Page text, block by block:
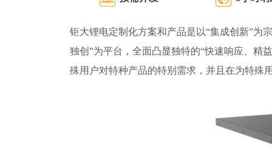
钜大锂电定制化方案和产品是以“集成创新”为
独创”为平台，全面凸显独特的“快速响应、精
殊用户对特种产品的特别需求，并且在为特殊